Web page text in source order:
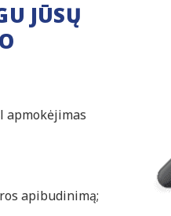
JŪSŲ
apmokėjimas
apibudinimą;